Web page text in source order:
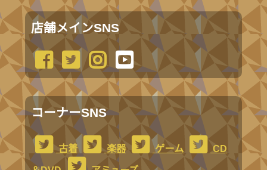
店舗メインSNS
コーナーSNS
古着 楽器 ゲーム
CD